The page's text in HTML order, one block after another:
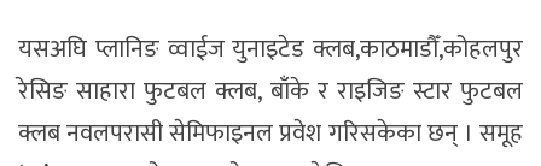
यसअघि प्लानिङ व्वाईज युनाइटेड क्लब,काठमाडौँ,कोहलपुर
रेसिङ साहारा फुटबल क्लब, बाँके र राइजिङ स्टार फुटबल
क्लब नवलपरासी सेमिफाइनल प्रवेश गरिसकेका छन् । समूह